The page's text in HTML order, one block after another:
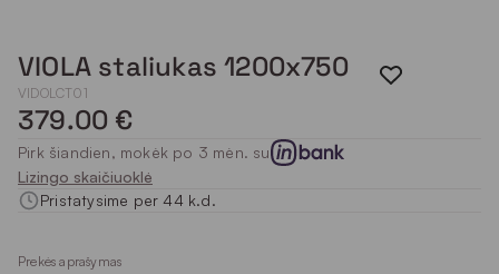
VIOLA staliukas 1200x750
VIDOLCT01
379.00 €
Pirk šiandien, mokėk po 3 mėn. su
Lizingo skaičiuoklė
Pristatysime per 44 k.d.
Prekės aprašymas